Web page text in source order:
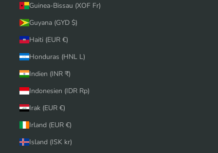
Guinea-Bissau (XOF Fr)
Guyana (GYD $)
Haiti (EUR €)
Honduras (HNL L)
Indien (INR ₹)
Indonesien (IDR Rp)
Irak (EUR €)
Irland (EUR €)
Island (ISK kr)